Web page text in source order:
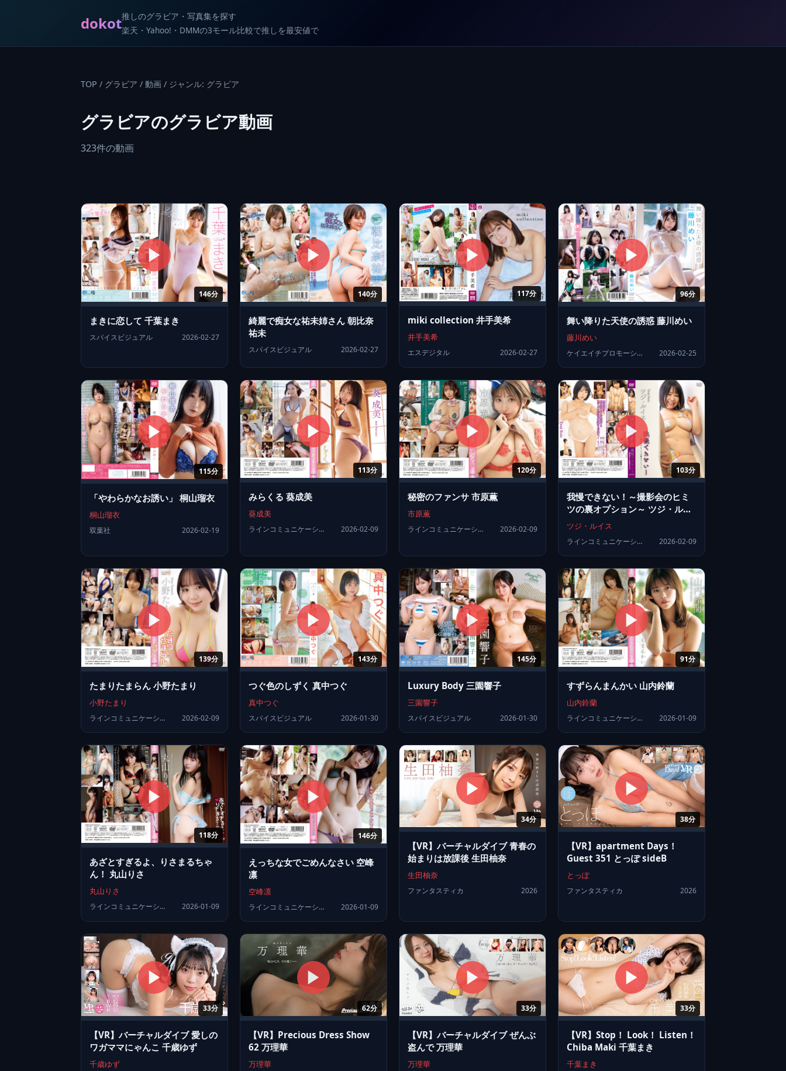
dokot推しのグラビア・写真集を探す
楽天・Yahoo!・DMMの3モール比較で推しを最安値で
TOP / グラビア / 動画 / ジャンル: グラビア
グラビアのグラビア動画
323件の動画
146分
まきに恋して 千葉まき
スパイスビジュアル 2026-02-27
140分
綺麗で痴女な祐未姉さん 朝比奈
祐未
スパイスビジュアル 2026-02-27
117分
miki collection 井手美希
井手美希
エスデジタル 2026-02-27
96分
舞い降りた天使の誘惑 藤川めい
藤川めい
ケイエイチプロモーション 2026-02-25
115分
「やわらかなお誘い」 桐山瑠衣
桐山瑠衣
双葉社 2026-02-19
113分
みらくる 葵成美
葵成美
ラインコミュニケーションズ 2026-02-09
120分
秘密のファンサ 市原薫
市原薫
ラインコミュニケーションズ 2026-02-09
103分
我慢できない！～撮影会のヒミ
ツの裏オプション～ ツジ・ルイ
ス
ツジ・ルイス
ラインコミュニケーションズ 2026-02-09
139分
たまりたまらん 小野たまり
小野たまり
ラインコミュニケーションズ 2026-02-09
143分
つぐ色のしずく 真中つぐ
真中つぐ
スパイスビジュアル 2026-01-30
145分
Luxury Body 三園響子
三園響子
スパイスビジュアル 2026-01-30
91分
すずらんまんかい 山内鈴蘭
山内鈴蘭
ラインコミュニケーションズ 2026-01-09
118分
あざとすぎるよ、りさまるちゃ
ん！ 丸山りさ
丸山りさ
ラインコミュニケーションズ 2026-01-09
146分
えっちな女でごめんなさい 空峰
凛
空峰凛
ラインコミュニケーションズ 2026-01-09
34分
【VR】バーチャルダイブ 青春の
始まりは放課後 生田柚奈
生田柚奈
ファンタスティカ 2026
38分
【VR】apartment Days！
Guest 351 とっぽ sideB
とっぽ
ファンタスティカ 2026
33分
【VR】バーチャルダイブ 愛しの
ワガママにゃんこ 千歳ゆず
千歳ゆず
62分
【VR】Precious Dress Show
62 万理華
万理華
33分
【VR】バーチャルダイブ ぜんぶ
盗んで 万理華
万理華
33分
【VR】Stop！ Look！ Listen！
Chiba Maki 千葉まき
千葉まき